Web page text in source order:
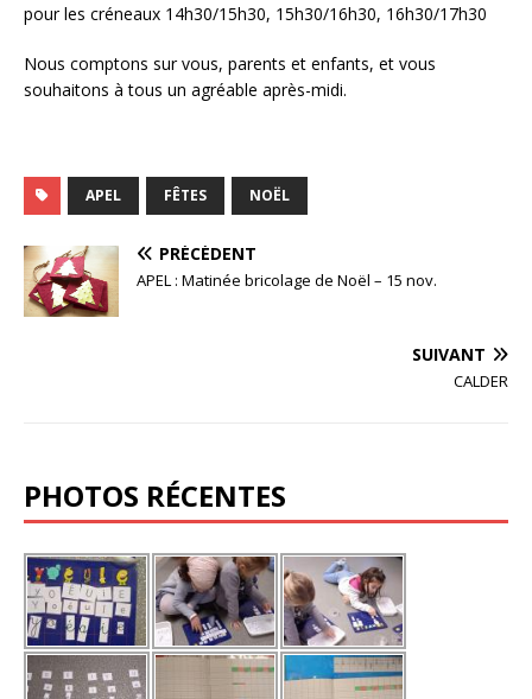
pour les créneaux 14h30/15h30, 15h30/16h30, 16h30/17h30
Nous comptons sur vous, parents et enfants, et vous
souhaitons à tous un agréable après-midi.
APEL FÊTES NOËL
PRÉCÉDENT
APEL : Matinée bricolage de Noël – 15 nov.
SUIVANT
CALDER
PHOTOS RÉCENTES